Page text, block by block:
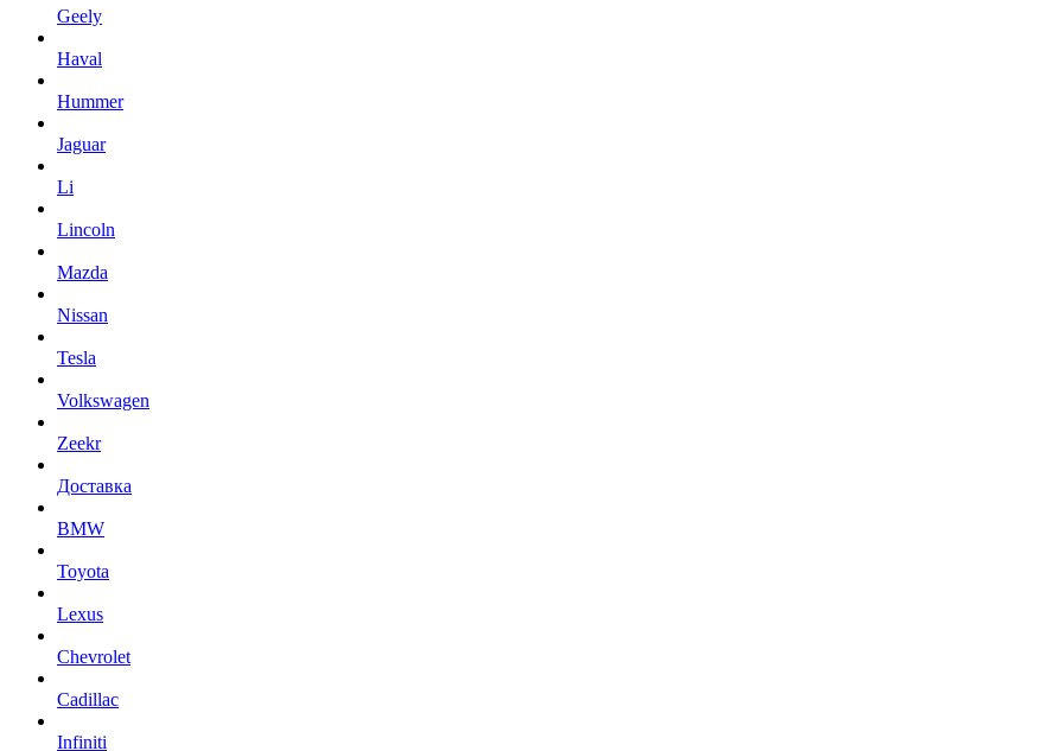
Geely
Haval
Hummer
Jaguar
Li
Lincoln
Mazda
Nissan
Tesla
Volkswagen
Zeekr
Доставка
BMW
Toyota
Lexus
Chevrolet
Cadillac
Infiniti